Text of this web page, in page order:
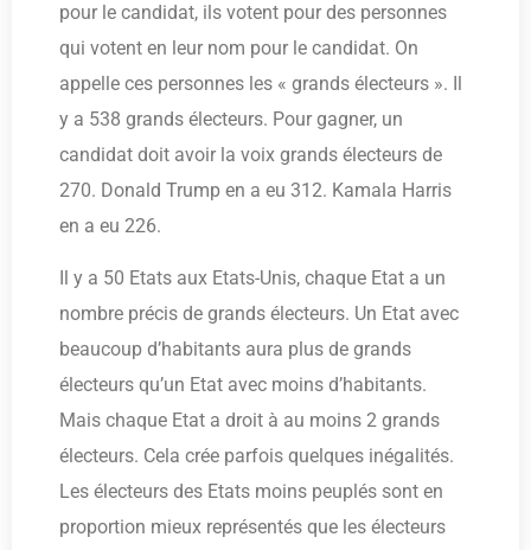
pour le candidat, ils votent pour des personnes
qui votent en leur nom pour le candidat. On
appelle ces personnes les « grands électeurs ». Il
y a 538 grands électeurs. Pour gagner, un
candidat doit avoir la voix grands électeurs de
270. Donald Trump en a eu 312. Kamala Harris
en a eu 226.
Il y a 50 Etats aux Etats-Unis, chaque Etat a un
nombre précis de grands électeurs. Un Etat avec
beaucoup d’habitants aura plus de grands
électeurs qu’un Etat avec moins d’habitants.
Mais chaque Etat a droit à au moins 2 grands
électeurs. Cela crée parfois quelques inégalités.
Les électeurs des Etats moins peuplés sont en
proportion mieux représentés que les électeurs